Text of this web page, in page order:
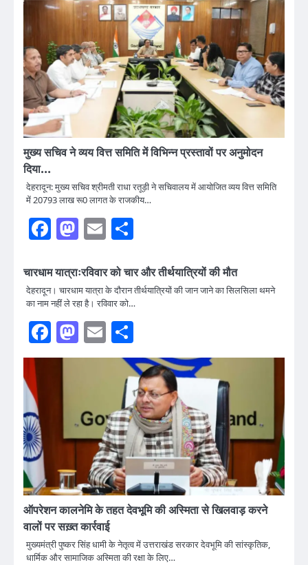
मुख्य सचिव ने व्यय वित्त समिति में विभिन्न प्रस्तावों पर अनुमोदन
दिया…
देहरादून: मुख्य सचिव श्रीमती राधा रतूड़ी ने सचिवालय में आयोजित व्यय वित्त समिति
में 20793 लाख रू0 लागत के राजकीय…
Facebook
Mastodon
Email
चारधाम यात्राःरविवार को चार और तीर्थयात्रियों की मौत
देहरादून। चारधाम यात्रा के दौरान तीर्थयात्रियों की जान जाने का सिलसिला थमने
का नाम नहीं ले रहा है। रविवार को…
Facebook
Mastodon
Email
ऑपरेशन कालनेमि के तहत देवभूमि की अस्मिता से खिलवाड़ करने
वालों पर सख़्त कार्रवाई
मुख्यमंत्री पुष्कर सिंह धामी के नेतृत्व में उत्तराखंड सरकार देवभूमि की सांस्कृतिक,
धार्मिक और सामाजिक अस्मिता की रक्षा के लिए…